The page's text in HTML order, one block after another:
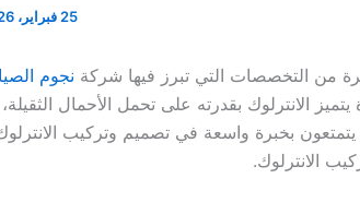
25 فبراير، 2026
من التخصصات التي تبرز فيها شركة نجوم
الانترلوك بقدرته على تحمل الأحمال
بخبرة واسعة في تصميم وتركيب الانترلوك
الانترلوك.